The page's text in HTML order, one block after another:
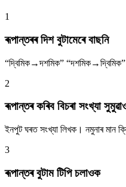
1
ৰূপান্তৰৰ দিশ বুটামেৰে বাছনি
“দ্বিমিক→দশমিক” “দশমিক→দ্বিমিক”
2
ৰূপান্তৰ কৰিব বিচৰা সংখ্যা
ইনপুট ঘৰত সংখ্যা লিখক। নমুনাৰ মান
3
ৰূপান্তৰ বুটাম টিপি চলাওক